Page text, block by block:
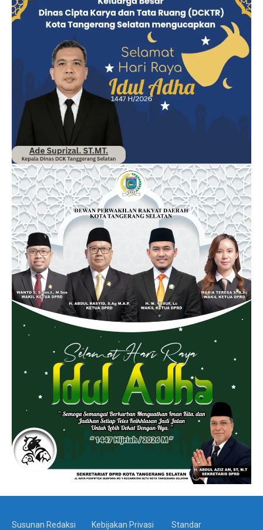
Susunan Redaksi Kebijakan Privasi Standar